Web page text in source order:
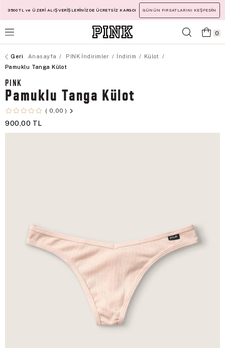
3500 TL ve ÜZERİ ALIŞVERİŞLERİNİZDE ÜCRETSİZ KARGO! GÜNÜN FIRSATLARINI KEŞFEDİN
0
Anasayfa PINK İndirimler İndirim
Külot
Pamuklu Tanga Külot
PINK
Pamuklu Tanga Külot
0,00
900,00 TL